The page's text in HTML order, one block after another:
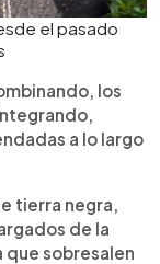
el pasado
los
a lo largo
tierra negra,
de la
que sobresalen